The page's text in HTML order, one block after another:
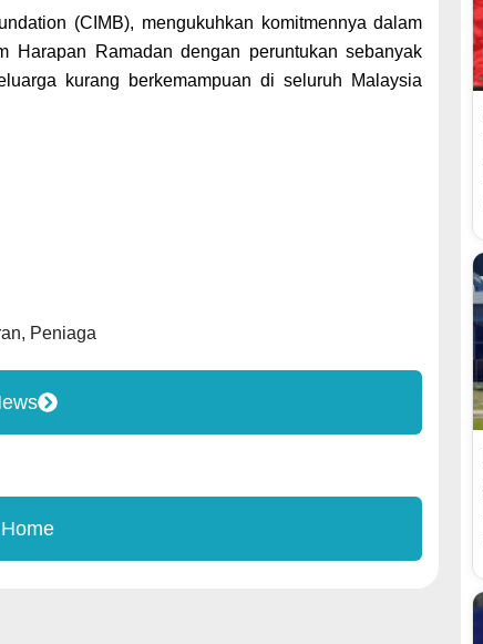
(CIMB), mengukuhkan komitmennya dalam
Harapan Ramadan dengan peruntukan sebanyak
kurang berkemampuan di seluruh Malaysia
, Peniaga